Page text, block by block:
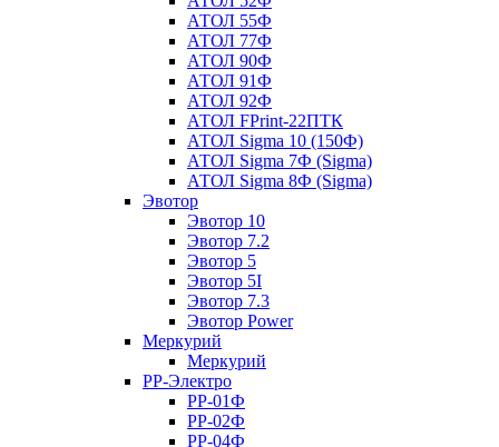
АТОЛ 55Ф
АТОЛ 77Ф
АТОЛ 90Ф
АТОЛ 91Ф
АТОЛ 92Ф
АТОЛ FPrint-22ПТК
АТОЛ Sigma 10 (150Ф)
АТОЛ Sigma 7Ф (Sigma)
АТОЛ Sigma 8Ф (Sigma)
Эвотор
Эвотор 10
Эвотор 7.2
Эвотор 5
Эвотор 5I
Эвотор 7.3
Эвотор Power
Меркурий
Меркурий
РР-Электро
РР-01Ф
РР-02Ф
РР-04Ф